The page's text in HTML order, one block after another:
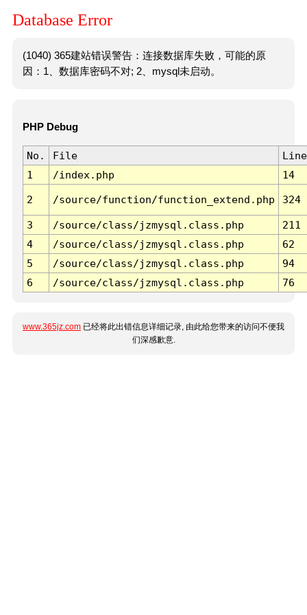
Database Error
(1040) 365建站错误警告：连接数据库失败，可能的原
因：1、数据库密码不对; 2、mysql未启动。
PHP Debug
No. File
Line
1
/index.php 14
2 /source/function/function_extend.php 324
3 /source/class/jzmysql.class.php
211
4
/source/class/jzmysql.class.php
62
5
/source/class/jzmysql.class.php
94
6
/source/class/jzmysql.class.php 76
www.365jz.com 已经将此出错信息详细记录, 由此给您带来的访问不便我
们深感歉意.